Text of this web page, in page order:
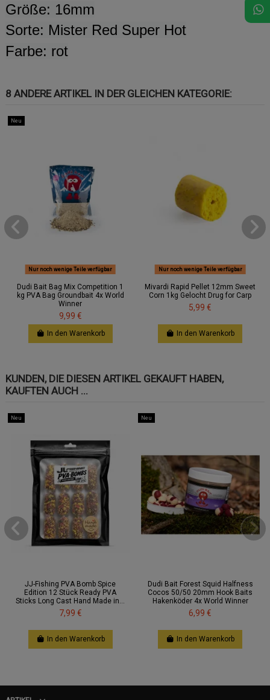
Größe: 16mm
Sorte: Mister Red Super Hot
Farbe: rot
8 ANDERE ARTIKEL IN DER GLEICHEN KATEGORIE:
Neu
Nur noch wenige Teile verfügbar
Dudi Bait Bag Mix Competition 1
kg PVA Bag Groundbait 4x World
Winner
9,99 €
In den Warenkorb
Nur noch wenige Teile verfügbar
Mivardi Rapid Pellet 12mm Sweet
Corn 1kg Gelocht Drug for Carp
5,99 €
In den Warenkorb
KUNDEN, DIE DIESEN ARTIKEL GEKAUFT HABEN,
KAUFTEN AUCH ...
Neu
JJ-Fishing PVA Bomb Spice
Edition 12 Stück Ready PVA
Sticks Long Cast Hand Made in...
7,99 €
In den Warenkorb
Neu
Dudi Bait Forest Squid Halfness
Cocos 50/50 20mm Hook Baits
Hakenköder 4x World Winner
6,99 €
In den Warenkorb